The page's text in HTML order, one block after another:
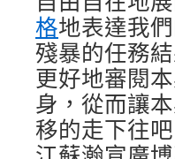
格地表達我
殘暴的任務
更好地審閱
身，從而讓
移的走下往吧